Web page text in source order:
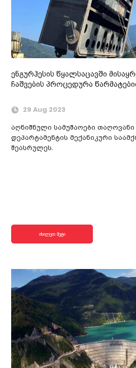
ენგურჰესის წყალსაცავში
ჩაშვების პროცედურა
29 Aug 2023
აღნიშნული სამუშაოები თაღოვანი
დეპარტამენტის მექანიკური
შეასრულეს.
იხილეთ მეტი